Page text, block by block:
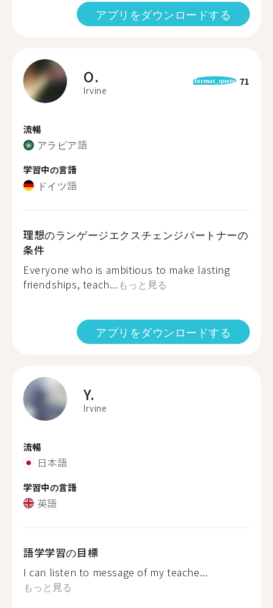
アプリをダウンロードする
O.
Irvine
format_quote 71
流暢
アラビア語
学習中の言語
ドイツ語
理想のランゲージエクスチェンジパートナーの
条件
Everyone who is ambitious to make lasting
friendships, teach... もっと見る
アプリをダウンロードする
Y.
Irvine
流暢
日本語
学習中の言語
英語
語学学習の目標
I can listen to message of my teache...
もっと見る